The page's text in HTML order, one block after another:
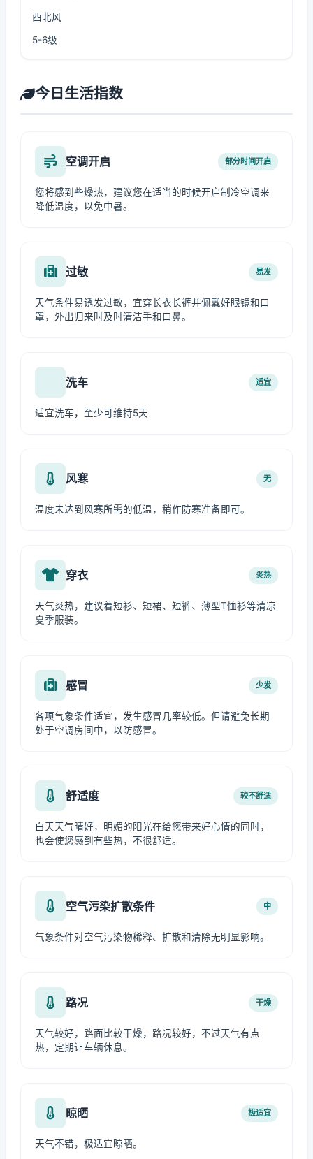
西北风
5-6级
今日生活指数
空调开启 部分时间开启
您将感到些燥热，建议您在适当的时候开启制冷空调来
降低温度，以免中暑。
过敏 易发
天气条件易诱发过敏，宜穿长衣长裤并佩戴好眼镜和口
罩，外出归来时及时清洁手和口鼻。
洗车 适宜
适宜洗车，至少可维持5天
风寒 无
温度未达到风寒所需的低温，稍作防寒准备即可。
穿衣 炎热
天气炎热，建议着短衫、短裙、短裤、薄型T恤衫等清凉
夏季服装。
感冒 少发
各项气象条件适宜，发生感冒几率较低。但请避免长期
处于空调房间中，以防感冒。
舒适度 较不舒适
白天天气晴好，明媚的阳光在给您带来好心情的同时，
也会使您感到有些热，不很舒适。
空气污染扩散条件 中
气象条件对空气污染物稀释、扩散和清除无明显影响。
路况 干燥
天气较好，路面比较干燥，路况较好，不过天气有点
热，定期让车辆休息。
晾晒 极适宜
天气不错，极适宜晾晒。